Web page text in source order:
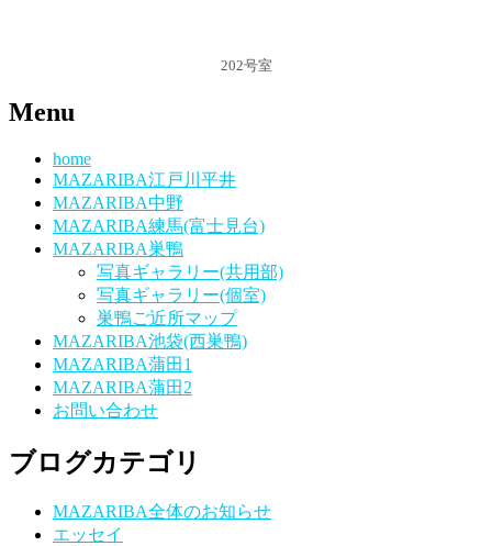
202号室
Menu
home
MAZARIBA江戸川平井
MAZARIBA中野
MAZARIBA練馬(富士見台)
MAZARIBA巣鴨
写真ギャラリー(共用部)
写真ギャラリー(個室)
巣鴨ご近所マップ
MAZARIBA池袋(西巣鴨)
MAZARIBA蒲田1
MAZARIBA蒲田2
お問い合わせ
ブログカテゴリ
MAZARIBA全体のお知らせ
エッセイ